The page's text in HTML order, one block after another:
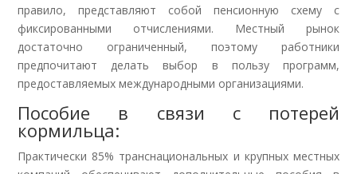
правило, представляют собой пенсионную схему с
фиксированными отчислениями. Местный рынок
достаточно ограниченный, поэтому работники
предпочитают делать выбор в пользу программ,
предоставляемых международными организациями.
Пособие в связи с потерей
кормильца:
Практически 85% транснациональных и крупных местных